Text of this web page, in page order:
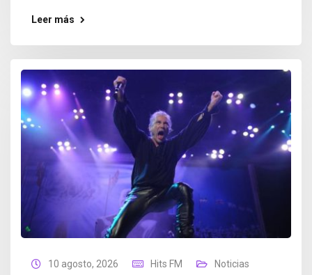
Leer más
10 agosto, 2026 Hits FM Noticias